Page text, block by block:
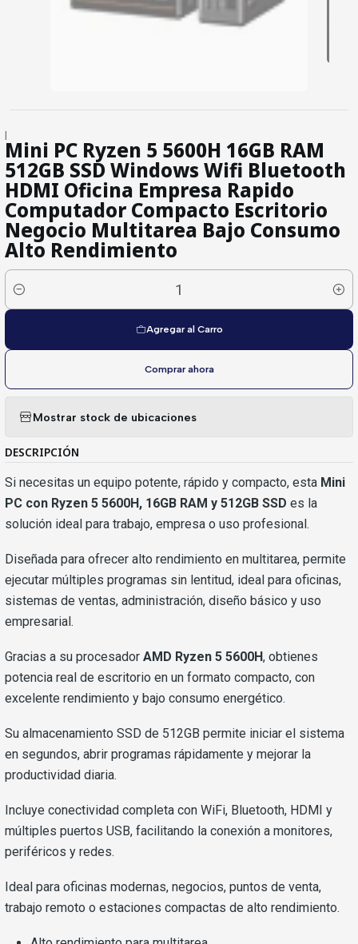
|
Mini PC Ryzen 5 5600H 16GB RAM
512GB SSD Windows Wifi Bluetooth
HDMI Oficina Empresa Rapido
Computador Compacto Escritorio
Negocio Multitarea Bajo Consumo
Alto Rendimiento
Cantidad
Agregar al Carro
Comprar ahora
Mostrar stock de ubicaciones
DESCRIPCIÓN
Si necesitas un equipo potente, rápido y compacto, esta Mini
PC con Ryzen 5 5600H, 16GB RAM y 512GB SSD es la
solución ideal para trabajo, empresa o uso profesional.
Diseñada para ofrecer alto rendimiento en multitarea, permite
ejecutar múltiples programas sin lentitud, ideal para oficinas,
sistemas de ventas, administración, diseño básico y uso
empresarial.
Gracias a su procesador AMD Ryzen 5 5600H, obtienes
potencia real de escritorio en un formato compacto, con
excelente rendimiento y bajo consumo energético.
Su almacenamiento SSD de 512GB permite iniciar el sistema
en segundos, abrir programas rápidamente y mejorar la
productividad diaria.
Incluye conectividad completa con WiFi, Bluetooth, HDMI y
múltiples puertos USB, facilitando la conexión a monitores,
periféricos y redes.
Ideal para oficinas modernas, negocios, puntos de venta,
trabajo remoto o estaciones compactas de alto rendimiento.